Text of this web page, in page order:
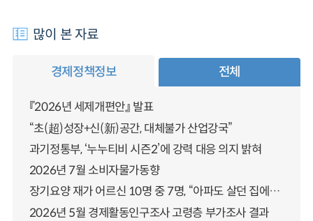
많이 본 자료
경제정책정보 전체
『2026년 세제개편안』 발표
“초(超)성장+신(新)공간, 대체불가 산업강국”
과기정통부, ‘누누티비 시즌2’에 강력 대응 의지 밝혀
2026년 7월 소비자물가동향
장기요양 재가 어르신 10명 중 7명, “아파도 살던 집에서 살겠다” 「2025년 장기요양실태조사」 결과 발표
2026년 5월 경제활동인구조사 고령층 부가조사 결과